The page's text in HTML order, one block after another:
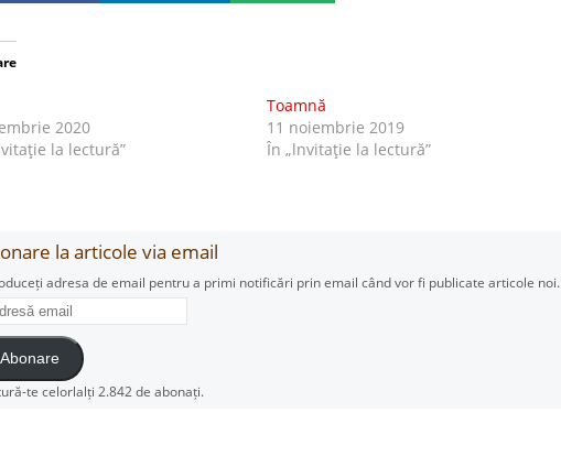
2020
la lectură”
Toamnă
11 noiembrie 2019
În „lnvitaţie la lectură”
la articole via email
adresa de email pentru a primi notificări prin email când vor fi publicate articole noi.
Abonare
te celorlalți 2.842 de abonați.